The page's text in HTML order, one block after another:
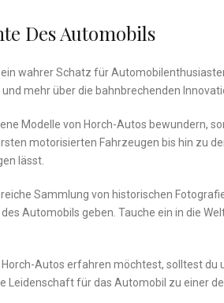
Des Automobils
wahrer Schatz für
mehr​ über ​die bahnbrechenden
Modelle von Horch-Autos bewundern,
motorisierten Fahrzeugen bis hin zu
lässt.
Sammlung von historischen
Automobils geben. Tauche ein in die
Autos erfahren möchtest, solltest
Leidenschaft ‍für ‍das Automobil zu einer⁣